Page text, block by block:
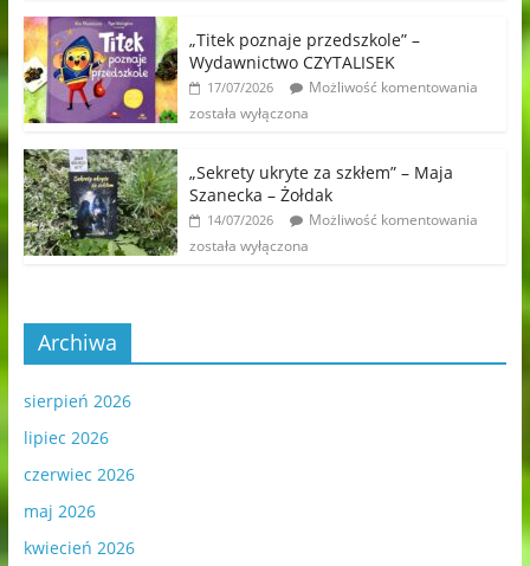
„Titek poznaje przedszkole” –
Wydawnictwo CZYTALISEK
17/07/2026
Możliwość komentowania
została wyłączona
„Sekrety ukryte za szkłem” – Maja
Szanecka – Żołdak
14/07/2026
Możliwość komentowania
została wyłączona
Archiwa
sierpień 2026
lipiec 2026
czerwiec 2026
maj 2026
kwiecień 2026